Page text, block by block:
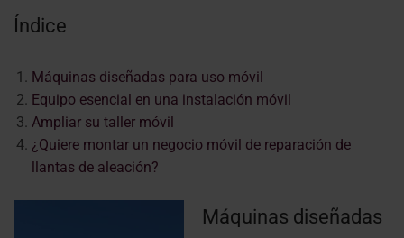
Índice
Máquinas diseñadas para uso móvil
Equipo esencial en una instalación móvil
Ampliar su taller móvil
¿Quiere montar un negocio móvil de reparación de
llantas de aleación?
Máquinas diseñadas